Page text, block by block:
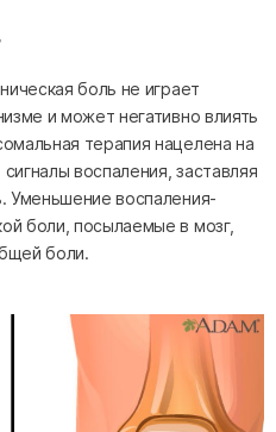
боль не играет
и может негативно влиять
терапия нацелена на
воспаления, заставляя
Уменьшение воспаления-
боли, посылаемые в мозг,
боли.